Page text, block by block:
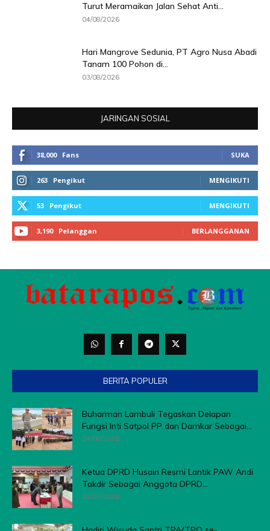
BERITA POPULER
Buharman Lambuli Tegaskan Delapan
Fungsi Inti Satpol PP dan Damkar Sebagai...
04/08/2026
Ketua DPRD Husain Resmi Lantik PAW Andi
Takdir Sebagai Anggota DPRD...
31/07/2026